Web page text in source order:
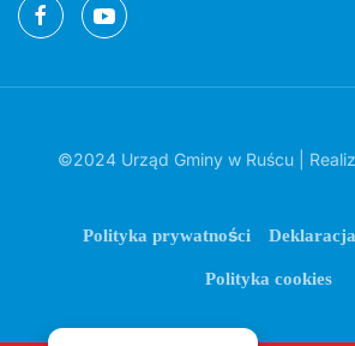
©2024 Urząd Gminy w Ruścu |
Polityka prywatności
Polityka cookies